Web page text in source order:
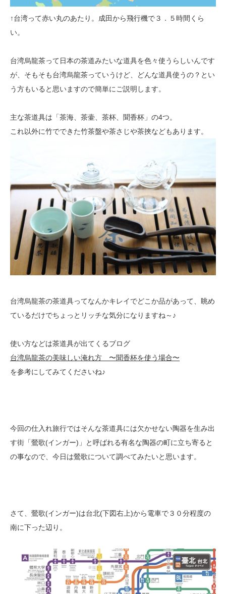
↑台湾って赤い丸のあたり。成田から飛行機で３．５時間くら
い。
台湾烏龍茶って日本の茶道みたいな道具を色々使うらしいんです
が、 そもそも台湾烏龍茶っていうけど、どんな道具使うの？とい
う方もいると思いますので簡単にご説明します。
主な茶道具は「茶海、茶壷、茶杯、聞香杯」の4つ。
これ以外に竹でできた竹茶盤や茶さじや茶挾などもあります。
台湾烏龍茶の茶道具ってなんかキレイでどこか品があって、眺め
ているだけでちょっとリッチな気分になりますね～♪
使い方などは茶道具が出てくるブログ
台湾烏龍茶の美味しい淹れ方 〜聞香杯を使う場合〜
を参考にしてみてくださいね♪
今回の仕入れ旅行ではそんな茶道具には欠かせない陶器を生み出
す街 「鶯歌(インガー)」と呼ばれる有名な陶器の町に立ち寄ると
の事なので、 今日は鶯歌について調べてみたいと思います。
さて、鶯歌(インガー)は台北(下図右上)から電車で３０分程度の
南に下った辺り。